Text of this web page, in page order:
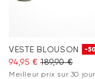
VESTE BLOUSON -
94,95 € 189,90 €
Meilleur prix sur 30